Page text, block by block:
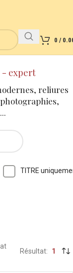
0 /
- expert
reliures
TITRE
Résultat 1